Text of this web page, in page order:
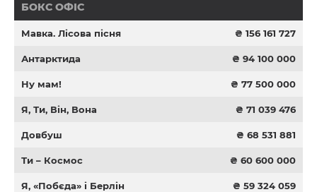
БОКС ОФІС
Мавка. Лісова пісня ₴ 156 161 727
Антарктида ₴ 94 100 000
Ну мам! ₴ 77 500 000
Я, Ти, Він, Вона ₴ 71 039 476
Довбуш ₴ 68 531 881
Ти – Космос ₴ 60 600 000
Я, «Побєда» і Берлін ₴ 59 324 059